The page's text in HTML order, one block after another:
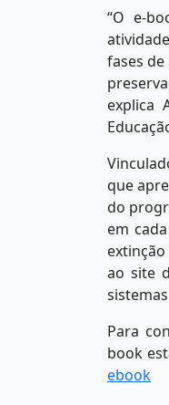
“O e-
fases
explica
que
do
em
ao site
Para
book
ebook